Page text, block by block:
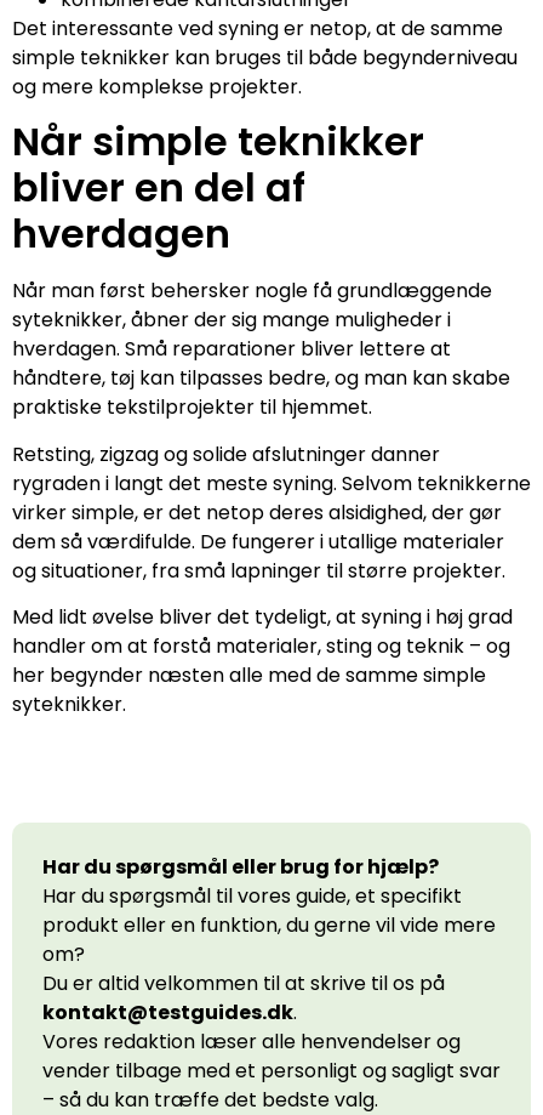
Det interessante ved syning er netop, at de samme
simple teknikker kan bruges til både begynderniveau
og mere komplekse projekter.
Når simple teknikker
bliver en del af
hverdagen
Når man først behersker nogle få grundlæggende
syteknikker, åbner der sig mange muligheder i
hverdagen. Små reparationer bliver lettere at
håndtere, tøj kan tilpasses bedre, og man kan skabe
praktiske tekstilprojekter til hjemmet.
Retsting, zigzag og solide afslutninger danner
rygraden i langt det meste syning. Selvom teknikkerne
virker simple, er det netop deres alsidighed, der gør
dem så værdifulde. De fungerer i utallige materialer
og situationer, fra små lapninger til større projekter.
Med lidt øvelse bliver det tydeligt, at syning i høj grad
handler om at forstå materialer, sting og teknik – og
her begynder næsten alle med de samme simple
syteknikker.
Har du spørgsmål eller brug for hjælp?
Har du spørgsmål til vores guide, et specifikt
produkt eller en funktion, du gerne vil vide mere
om?
Du er altid velkommen til at skrive til os på
kontakt@testguides.dk.
Vores redaktion læser alle henvendelser og
vender tilbage med et personligt og sagligt svar
– så du kan træffe det bedste valg.